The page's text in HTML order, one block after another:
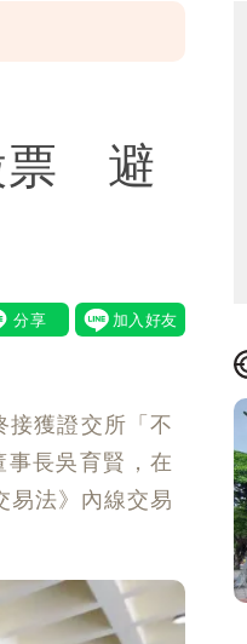
票 避
接獲證交所「不
長吳育賢，在
易法》內線交易